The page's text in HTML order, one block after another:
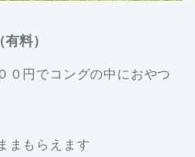
料）
円でコングの中におやつ
まもらえます